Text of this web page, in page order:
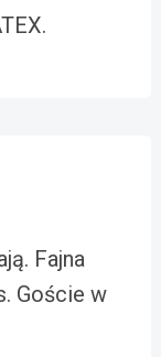
Fajna
Goście w